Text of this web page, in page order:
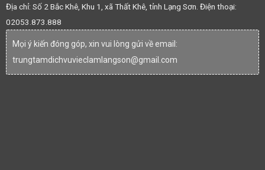
Địa chỉ: Số 2 Bắc Khê, Khu 1, xã Thất Khê, tỉnh Lạng Sơn. Điện thoại:
02053.873.888
Mọi ý kiến đóng góp, xin vui lòng gửi về email:
trungtamdichvuvieclamlangson@gmail.com